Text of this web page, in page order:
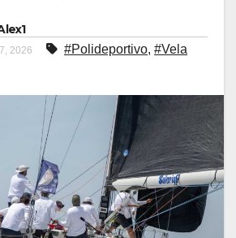
2026 #Polideportivo, #Vela